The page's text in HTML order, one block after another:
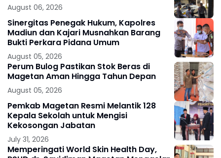
August 06, 2026
Sinergitas Penegak Hukum, Kapolres
Madiun dan Kajari Musnahkan Barang
Bukti Perkara Pidana Umum
August 05, 2026
Perum Bulog Pastikan Stok Beras di
Magetan Aman Hingga Tahun Depan
August 05, 2026
Pemkab Magetan Resmi Melantik 128
Kepala Sekolah untuk Mengisi
Kekosongan Jabatan
July 31, 2026
Memperingati World Skin Health Day,